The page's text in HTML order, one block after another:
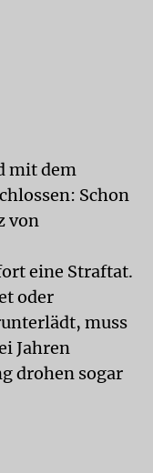
mit dem
Schon
von
eine Straftat.
oder
muss
Jahren
drohen sogar